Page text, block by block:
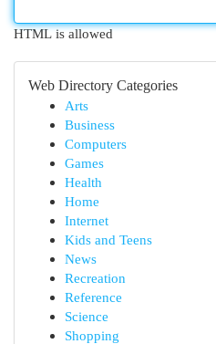
HTML is allowed
Web Directory Categories
Arts
Business
Computers
Games
Health
Home
Internet
Kids and Teens
News
Recreation
Reference
Science
Shopping